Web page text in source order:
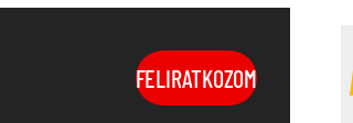
FELIRATKOZOM